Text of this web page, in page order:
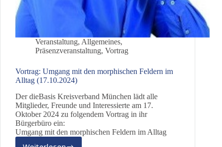
Veranstaltung, Allgemeines,
Präsenzveranstaltung, Vortrag
Vortrag: Umgang mit den morphischen Feldern im
Alltag (17.10.2024)
Der dieBasis Kreisverband München lädt alle
Mitglieder, Freunde und Interessierte am 17.
Oktober 2024 zu folgendem Vortrag in ihr
Bürgerbüro ein:
Umgang mit den morphischen Feldern im Alltag